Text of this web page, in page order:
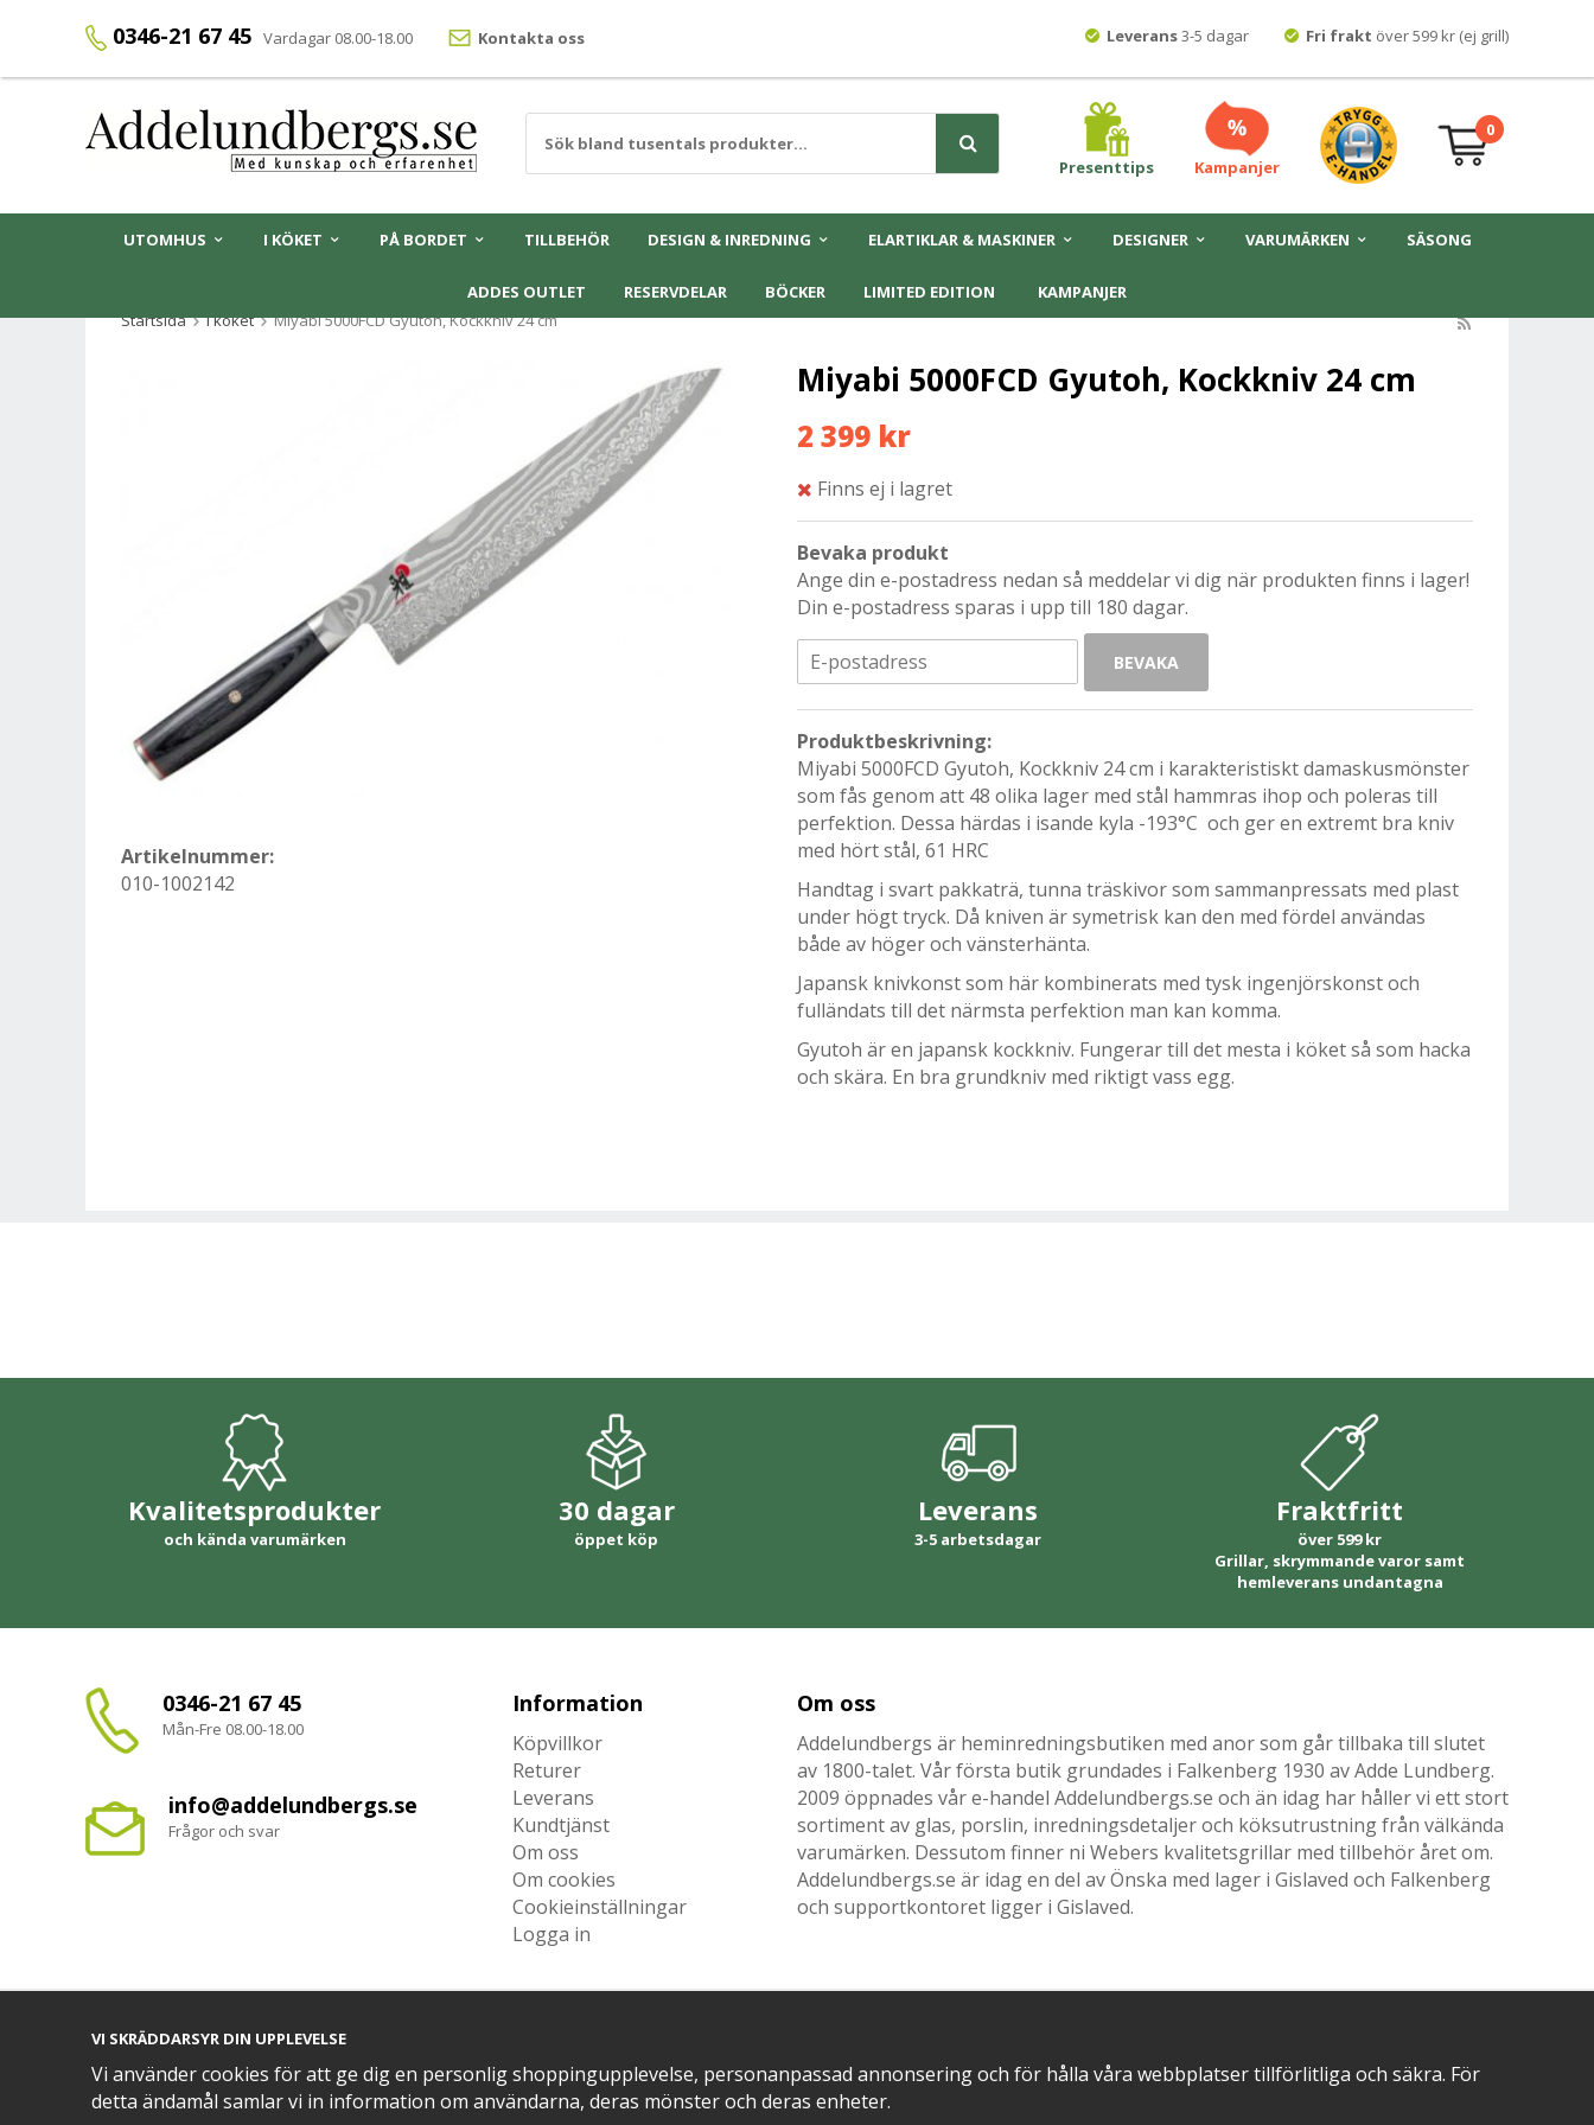
0346-21 67 45 Vardagar 08.00-18.00 Kontakta oss Leverans3-5 dagar Fri frakt över 599 kr (ej grill)
Presenttips Kampanjer
0
UTOMHUS I KÖKET PÅ BORDET TILLBEHÖR DESIGN & INREDNING ELARTIKLAR & MASKINER DESIGNER VARUMÄRKEN SÄSONG
ADDES OUTLET RESERVDELAR BÖCKER LIMITED EDITION
KAMPANJER
Startsida
I köket Miyabi 5000FCD Gyutoh, Kockkniv 24 cm
Miyabi 5000FCD Gyutoh, Kockkniv 24 cm
2 399 kr
Finns ej i lagret
Bevaka produkt
Ange din e-postadress nedan så meddelar vi dig när produkten finns i lager!
Din e-postadress sparas i upp till 180 dagar.
BEVAKA
Produktbeskrivning:
Miyabi 5000FCD Gyutoh, Kockkniv 24 cm i karakteristiskt damaskusmönster
som fås genom att 48 olika lager med stål hammras ihop och poleras till
perfektion. Dessa härdas i isande kyla -193°C och ger en extremt bra kniv
med hört stål, 61 HRC
Handtag i svart pakkaträ, tunna träskivor som sammanpressats med plast
under högt tryck. Då kniven är symetrisk kan den med fördel användas
både av höger och vänsterhänta.
Japansk knivkonst som här kombinerats med tysk ingenjörskonst och
fulländats till det närmsta perfektion man kan komma.
Gyutoh är en japansk kockkniv. Fungerar till det mesta i köket så som hacka
och skära. En bra grundkniv med riktigt vass egg.
Artikelnummer:
010-1002142
Kvalitetsprodukter
och kända varumärken
30 dagar
öppet köp
Leverans
3-5 arbetsdagar
Fraktfritt
över 599 kr
Grillar, skrymmande varor samt
hemleverans undantagna
0346-21 67 45
Mån-Fre 08.00-18.00
info@addelundbergs.se
Frågor och svar
Information
Köpvillkor
Returer
Leverans
Kundtjänst
Om oss
Om cookies
Cookieinställningar
Logga in
Om oss
Addelundbergs är heminredningsbutiken med anor som går tillbaka till slutet
av 1800-talet. Vår första butik grundades i Falkenberg 1930 av Adde Lundberg.
2009 öppnades vår e-handel Addelundbergs.se och än idag har håller vi ett stort
sortiment av glas, porslin, inredningsdetaljer och köksutrustning från välkända
varumärken. Dessutom finner ni Webers kvalitetsgrillar med tillbehör året om.
Addelundbergs.se är idag en del av Önska med lager i Gislaved och Falkenberg
och supportkontoret ligger i Gislaved.
POSITIVA OMDÖMEN PÅ
VI SKRÄDDARSYR DIN UPPLEVELSE
Vi använder cookies för att ge dig en personlig shoppingupplevelse, personanpassad annonsering och för hålla våra webbplatser tillförlitliga och säkra. För
detta ändamål samlar vi in information om användarna, deras mönster och deras enheter.